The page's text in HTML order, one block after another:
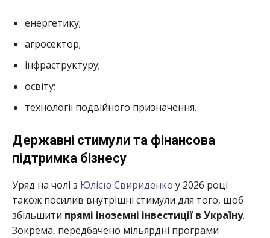
енергетику;
агросектор;
інфраструктуру;
освіту;
технології подвійного призначення.
Державні стимули та фінансова
підтримка бізнесу
Уряд на чолі з Юлією Свириденко у 2026 році
також посилив внутрішні стимули для того, щоб
збільшити прямі іноземні інвестиції в Україну.
Зокрема, передбачено мільярдні програми